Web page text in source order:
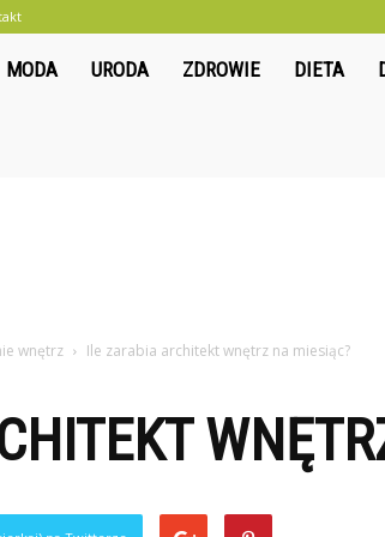
Oliwkowo.pl
MODA URODA ZDROWIE DIETA
wnętrz Ile zarabia architekt wnętrz na miesiąc?